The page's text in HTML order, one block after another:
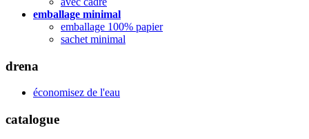
emballage minimal
emballage 100% papier
sachet minimal
drena
économisez de l'eau
catalogue